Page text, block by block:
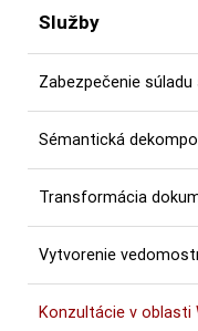
Služby
Zabezpečenie súladu
Sémantická
Transformácia
Vytvorenie
Konzultácie v oblasti